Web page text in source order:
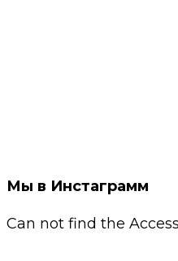
Мы в Инстаграмм
Can not find the